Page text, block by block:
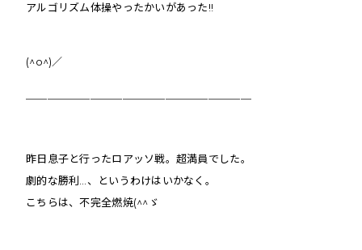
アルゴリズム体操やったかいがあった!!
(^o^)／
昨日息子と行ったロアッソ戦。 超満員でした。
劇的な勝利…、というわけはいかなく。
こちらは、不完全燃焼(^^ゞ